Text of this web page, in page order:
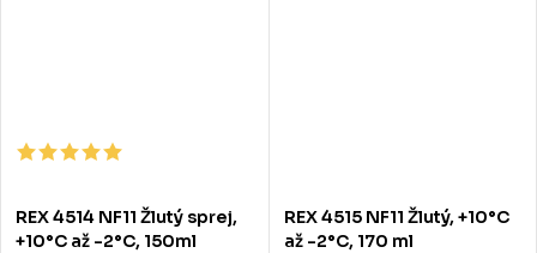
REX 4514 NF11 Žlutý sprej,
+10°C až -2°C, 150ml
REX 4515 NF11 Žlutý, +10°C
až -2°C, 170 ml